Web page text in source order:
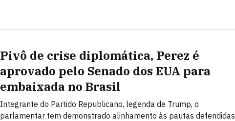
Pivô de crise diplomática, Perez é
aprovado pelo Senado dos EUA para
embaixada no Brasil
Integrante do Partido Republicano, legenda de Trump, o
parlamentar tem demonstrado alinhamento às pautas defendidas